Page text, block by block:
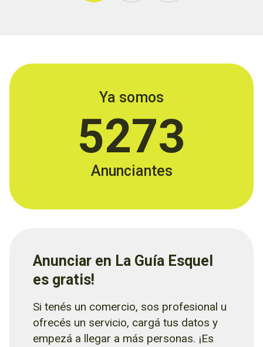
Ya somos
5273
Anunciantes
Anunciar en La Guía Esquel
es gratis!
Si tenés un comercio, sos profesional u
ofrecés un servicio, cargá tus datos y
empezá a llegar a más personas. ¡Es